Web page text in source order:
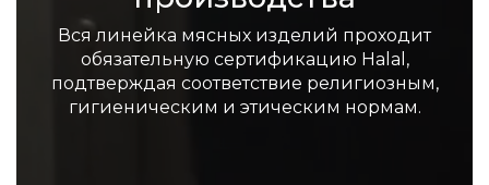
Вся линейка мясных изделий проходит
обязательную сертификацию Halal,
подтверждая соответствие религиозным,
гигиеническим и этическим нормам.